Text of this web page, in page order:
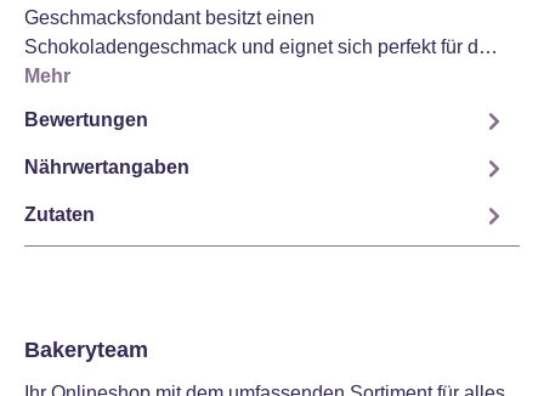
Geschmacksfondant besitzt einen
Schokoladengeschmack und eignet sich perfekt für d…
Mehr
Bewertungen
Nährwertangaben
Zutaten
Bakeryteam